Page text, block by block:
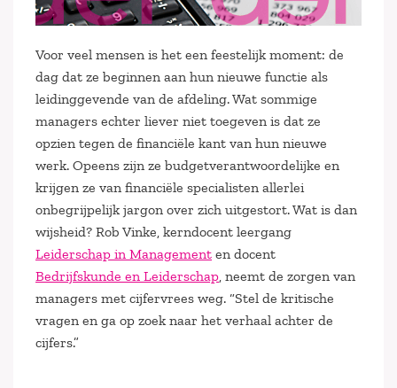
Voor veel mensen is het een feestelijk moment: de
dag dat ze beginnen aan hun nieuwe functie als
leidinggevende van de afdeling. Wat sommige
managers echter liever niet toegeven is dat ze
opzien tegen de financiële kant van hun nieuwe
werk. Opeens zijn ze budgetverantwoordelijke en
krijgen ze van financiële specialisten allerlei
onbegrijpelijk jargon over zich uitgestort. Wat is dan
wijsheid? Rob Vinke, kerndocent leergang
Leiderschap in Management en docent
Bedrijfskunde en Leiderschap, neemt de zorgen van
managers met cijfervrees weg. “Stel de kritische
vragen en ga op zoek naar het verhaal achter de
cijfers.”